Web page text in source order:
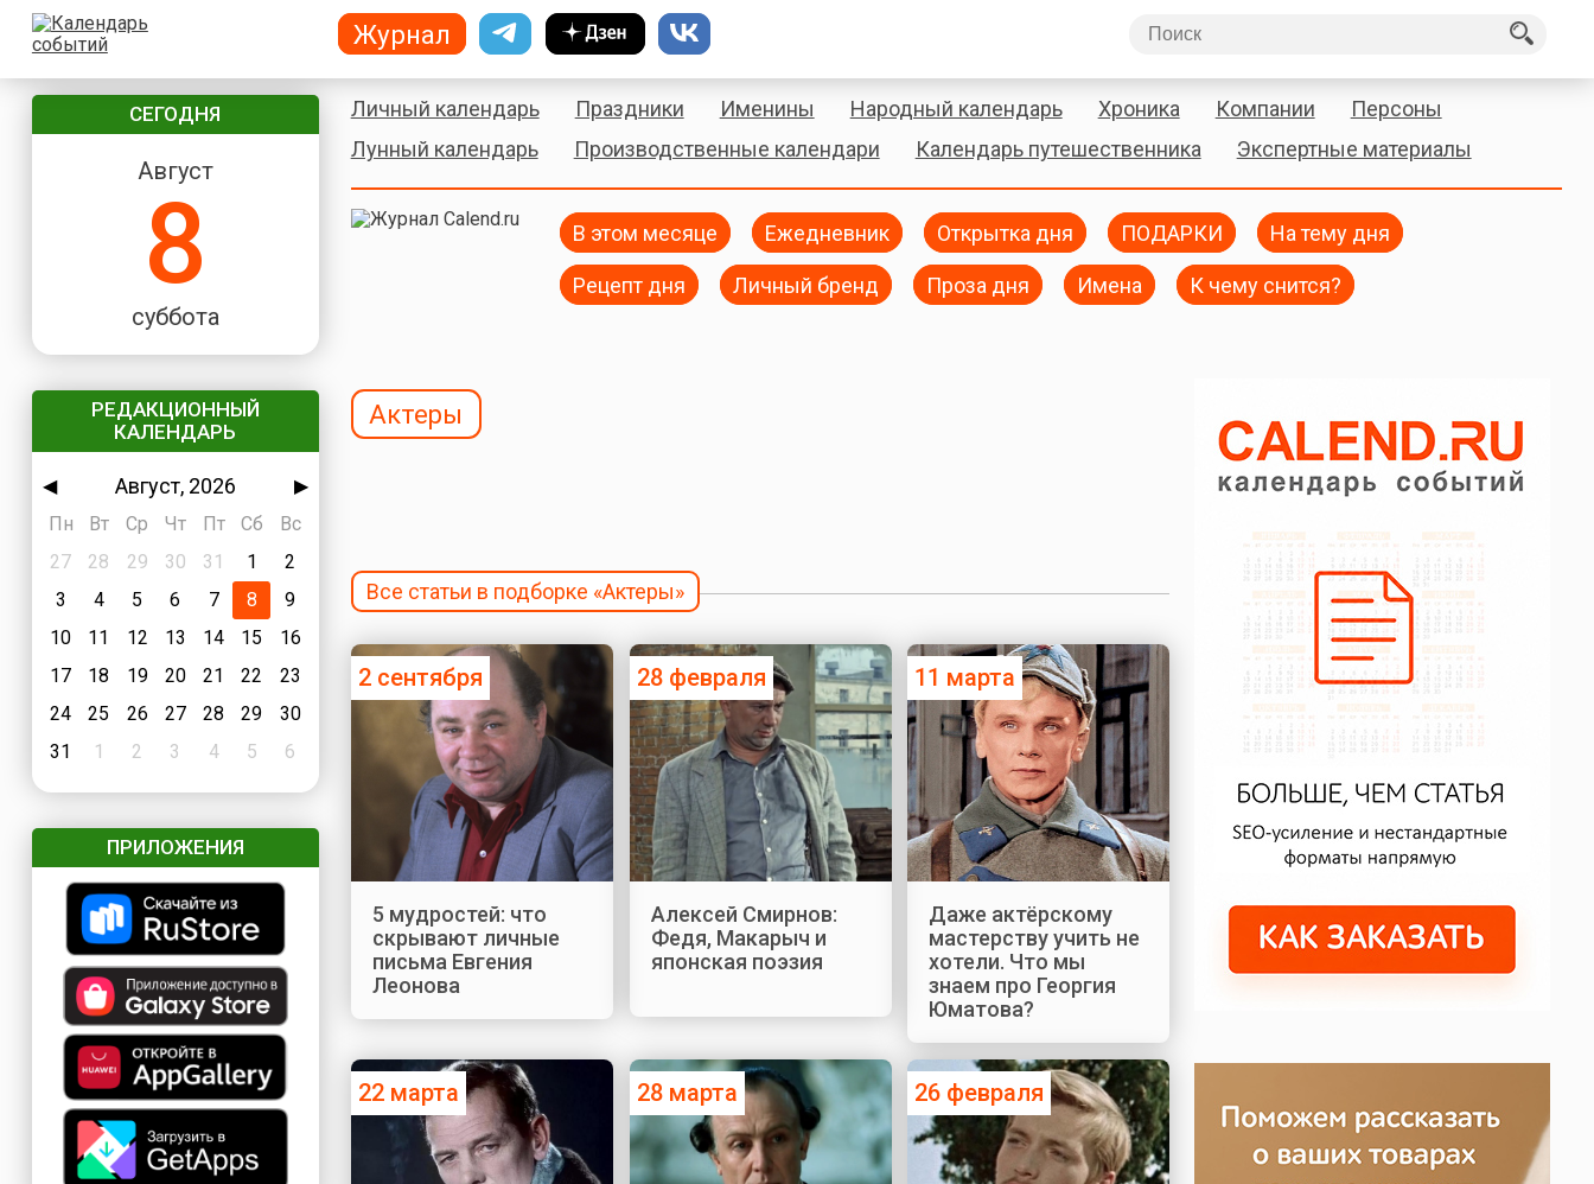
СЕГОДНЯ
Август
8
суббота
РЕДАКЦИОННЫЙ
КАЛЕНДАРЬ
◀ Август, 2026
▶
Пн
Вт Ср Чт Пт Сб
Вс
27
28 29 30 31 1
2
3
4 5 6 7 8
9
10
11 12 13 14 15
16
17
18 19 20 21 22
23
24
25 26 27 28 29
30
31
1 2 3 4 5 6
ПРИЛОЖЕНИЯ
Личный календарь Праздники Именины Народный календарь Хроника Компании
Персоны
Лунный календарь
Производственные календари Календарь путешественника Экспертные материалы
В этом месяце Ежедневник Открытка дня ПОДАРКИ На тему дня
Рецепт дня Личный бренд Проза дня Имена К чему снится?
Актеры
Все статьи в подборке «Актеры»
2 сентября
5 мудростей: что
скрывают личные
письма Евгения
Леонова
28 февраля
Алексей Смирнов:
Федя, Макарыч и
японская поэзия
11 марта
Даже актёрскому
мастерству учить не
хотели. Что мы
знаем про Георгия
Юматова?
22 марта 28 марта 26 февраля
Журнал